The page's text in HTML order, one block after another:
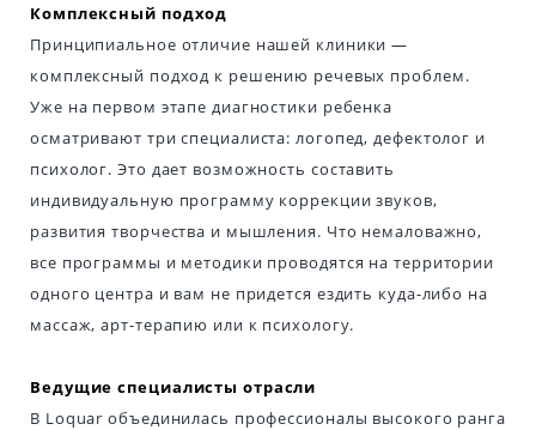
Комплексный подход
Принципиальное отличие нашей клиники —
комплексный подход к решению речевых проблем.
Уже на первом этапе диагностики ребенка
осматривают три специалиста: логопед, дефектолог и
психолог. Это дает возможность составить
индивидуальную программу коррекции звуков,
развития творчества и мышления. Что немаловажно,
все программы и методики проводятся на территории
одного центра и вам не придется ездить куда-либо на
массаж, арт-терапию или к психологу.
Ведущие специалисты отрасли
В Loquar объединилась профессионалы высокого ранга